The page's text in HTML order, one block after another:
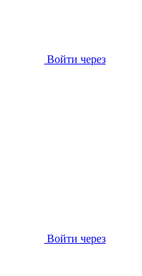
Войти через
Войти через